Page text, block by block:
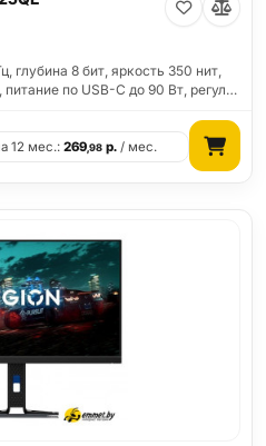
глубина 8 бит, яркость 350 нит,
по USB-C до 90 Вт, регул…
12 мес.:269,98 р. / мес.